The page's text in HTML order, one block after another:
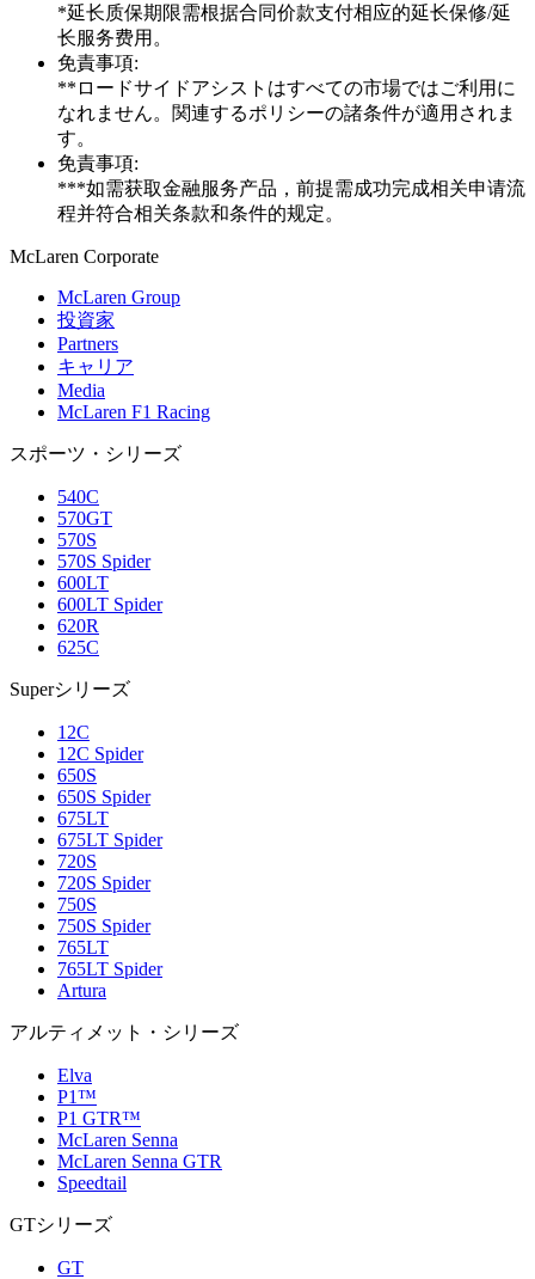
*延长质保期限需根据合同价款支付相应的延长保修/延
长服务费用。
免責事項:
**ロードサイドアシストはすべての市場ではご利用に
なれません。関連するポリシーの諸条件が適用されま
す。
免責事項:
***如需获取金融服务产品，前提需成功完成相关申请流
程并符合相关条款和条件的规定。
McLaren Corporate
McLaren Group
投資家
Partners
キャリア
Media
McLaren F1 Racing
スポーツ・シリーズ
540C
570GT
570S
570S Spider
600LT
600LT Spider
620R
625C
Superシリーズ
12C
12C Spider
650S
650S Spider
675LT
675LT Spider
720S
720S Spider
750S
750S Spider
765LT
765LT Spider
Artura
アルティメット・シリーズ
Elva
P1™
P1 GTR™
McLaren Senna
McLaren Senna GTR
Speedtail
GTシリーズ
GT